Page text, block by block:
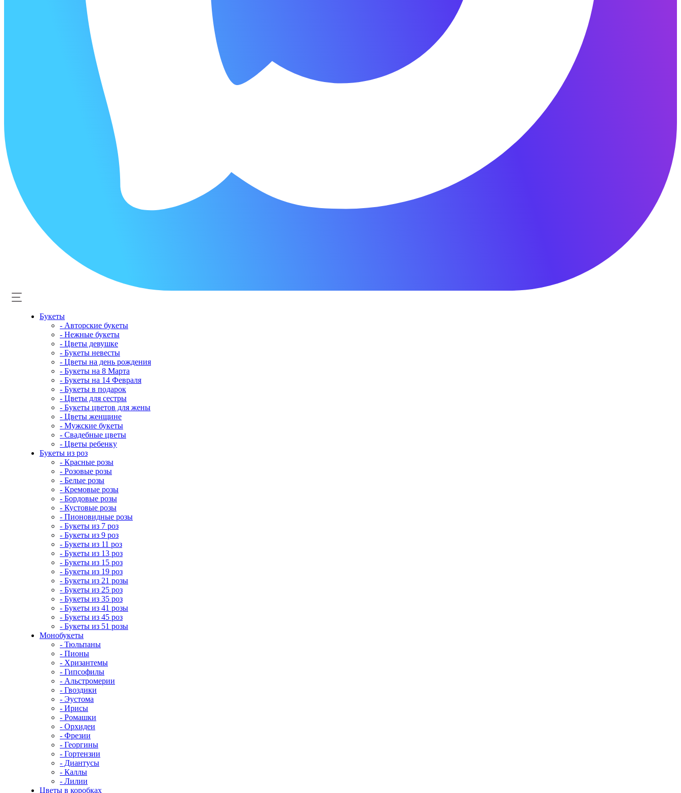
Букеты
- Авторские букеты
- Нежные букеты
- Цветы девушке
- Букеты невесты
- Цветы на день рождения
- Букеты на 8 Марта
- Букеты на 14 Февраля
- Букеты в подарок
- Цветы для сестры
- Букеты цветов для жены
- Цветы женщине
- Мужские букеты
- Свадебные цветы
- Цветы ребенку
Букеты из роз
- Красные розы
- Розовые розы
- Белые розы
- Кремовые розы
- Бордовые розы
- Кустовые розы
- Пионовидные розы
- Букеты из 7 роз
- Букеты из 9 роз
- Букеты из 11 роз
- Букеты из 13 роз
- Букеты из 15 роз
- Букеты из 19 роз
- Букеты из 21 розы
- Букеты из 25 роз
- Букеты из 35 роз
- Букеты из 41 розы
- Букеты из 45 роз
- Букеты из 51 розы
Монобукеты
- Тюльпаны
- Пионы
- Хризантемы
- Гипсофилы
- Альстромерии
- Гвоздики
- Эустома
- Ирисы
- Ромашки
- Орхидеи
- Фрезии
- Георгины
- Гортензии
- Диантусы
- Каллы
- Лилии
Цветы в коробках